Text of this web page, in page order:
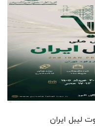
لیبل ایران